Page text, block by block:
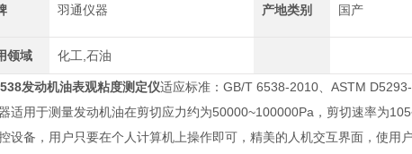
羽通仪器 产地类别 国产
领域 化工,石油
发动机油表观粘度测定仪适应标准：GB/T 6538-2010、ASTM
适用于测量发动机油在剪切应力约为50000~100000Pa，剪切速率为
设备，用户只要在个人计算机上操作即可，精美的人机交互界面，使用